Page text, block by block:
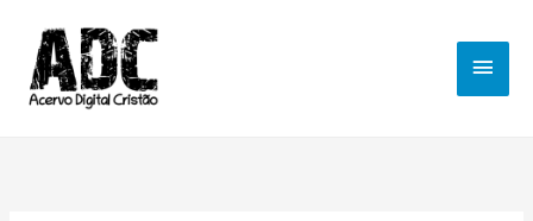
para
conteúdo